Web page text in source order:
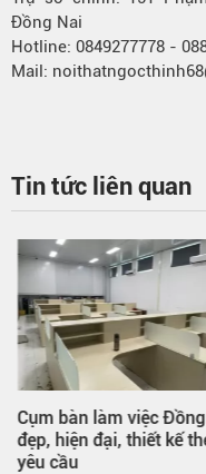
Đồng Nai
Hotline: 0849277778 -
Mail:
Tin tức liên quan
Cụm bàn làm việc Đồng
đẹp, hiện đại, thiết kế
yêu cầu